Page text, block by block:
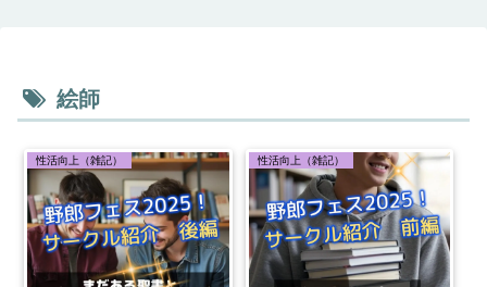
絵師
性活向上（雑記） 性活向上（雑記）